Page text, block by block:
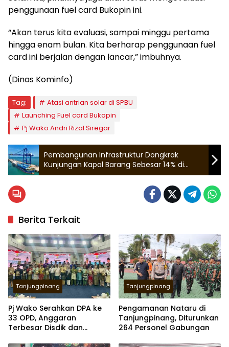
penggunaan fuel card Bukopin ini.
“Akan terus kita evaluasi, sampai minggu pertama
hingga enam bulan. Kita berharap penggunaan fuel
card ini berjalan dengan lancar,” imbuhnya.
(Dinas Kominfo)
Tag:
Atasi antrian solar di SPBU
Launching Fuel card Bukopin
Pj Wako Andri Rizal Siregar
Pembangunan Infrastruktur Dongkrak
Kunjungan Kapal Barang Sebesar 14% di
Pelabuhan Batam
Berita Terkait
Tanjungpinang
Pj Wako Serahkan DPA ke
33 OPD, Anggaran
Terbesar Disdik dan
Tanjungpinang
Pengamanan Nataru di
Tanjungpinang, Diturunkan
264 Personel Gabungan